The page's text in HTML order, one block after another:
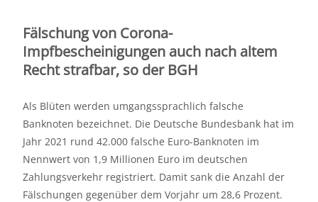
Fälschung von Corona-
Impfbescheinigungen auch nach altem
Recht strafbar, so der BGH
Als Blüten werden umgangssprachlich falsche
Banknoten bezeichnet. Die Deutsche Bundesbank hat im
Jahr 2021 rund 42.000 falsche Euro-Banknoten im
Nennwert von 1,9 Millionen Euro im deutschen
Zahlungsverkehr registriert. Damit sank die Anzahl der
Fälschungen gegenüber dem Vorjahr um 28,6 Prozent.